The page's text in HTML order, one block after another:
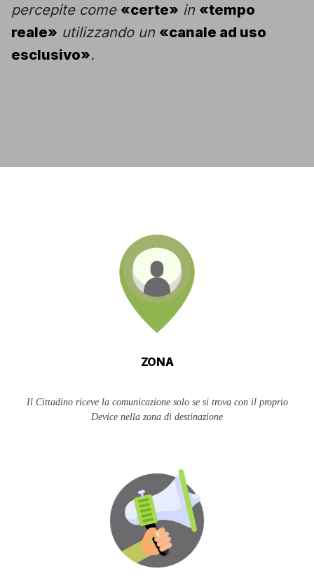
percepite come «certe» in «tempo
reale» utilizzando un «canale ad uso
esclusivo».
ZONA
Il Cittadino riceve la comunicazione solo se si trova con il proprio
Device nella zona di destinazione